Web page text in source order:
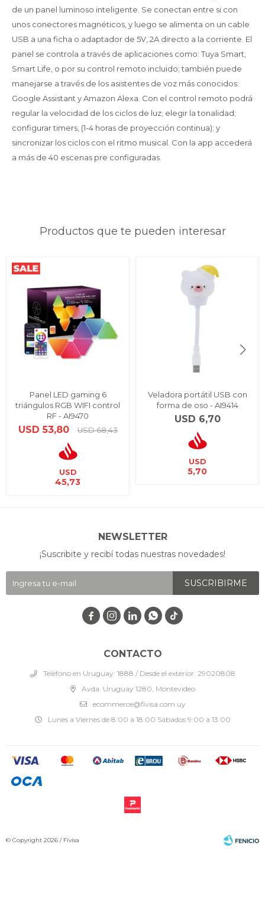
de un panel luminoso inteligente. Se conectan entre si con
unos conectores magnéticos, y luego se alimenta on un cable
USB a una ficha o adaptador de 5V, 2A directo a la corriente. El
panel se controla a través de aplicaciones como: Tuya Smart,
Smart Life, o por su control remoto incluido; también puede
manejarse a través de los asistentes de voz más conocidos:
Google Assistant y Amazon Alexa. Con el control remoto podrá
regular la velocidad de los ciclos de luz; elegir la tonalidad;
configurar timers, (1-4 horas de proyección continua); y
sincronizar los ciclos con el ritmo musical. Con la app accederá
a más de 40 escenas pre configuradas.
Productos que te pueden interesar
Panel LED gaming 6
triángulos RGB WIFI control
RF - AI9470
USD 53,80 USD 68,43
USD
45,73
Veladora portátil USB con
forma de oso - AI9414
USD 6,70
USD
5,70
CONTACTO
Teléfono en Uruguay: 1888 / Desde el exterior: 29020808
Avda. Uruguay 1280, Montevideo
ecommerce@fivisa.com.uy
Lunes a Viernes de 8:00 a 18:00 Sábados 9:00 a 13:00
NEWSLETTER
¡Suscribite y recibí todas nuestras novedades!
SUSCRIBIRME
   
© Copyright 2026 / Fivisa